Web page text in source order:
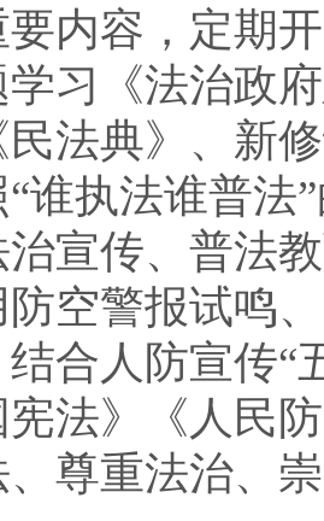
内容，定期
习《法治政
法典》、新
谁执法谁普法
宣传、普法
空警报试鸣
合人防宣传“
宪法》《人民
尊重法治、